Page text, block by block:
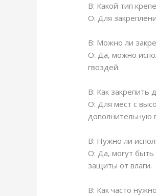
В: Какой тип
О: Для
В: Можно ли
О: Да, можно
гвоздей.
В: Как закрепить
О: Для мест с
дополнительную
В: Нужно ли
О: Да, могут быть
защиты от влаги.
В: Как часто